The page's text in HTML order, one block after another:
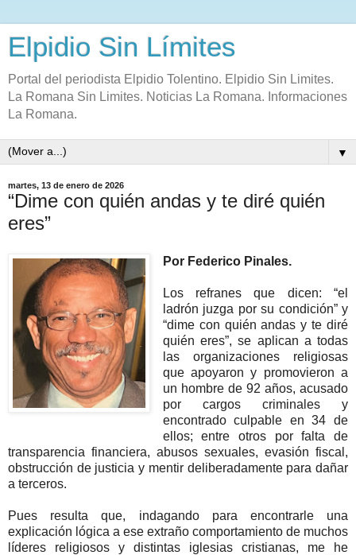
Elpidio Sin Límites
Portal del periodista Elpidio Tolentino. Elpidio Sin Limites.
La Romana Sin Limites. Noticias La Romana. Informaciones
La Romana.
▼
martes, 13 de enero de 2026
“Dime con quién andas y te diré quién
eres”
Por Federico Pinales.
Los refranes que dicen: “el
ladrón juzga por su condición” y
“dime con quién andas y te diré
quién eres”, se aplican a todas
las organizaciones religiosas
que apoyaron y promovieron a
un hombre de 92 años, acusado
por cargos criminales y
encontrado culpable en 34 de
ellos; entre otros por falta de
transparencia financiera, abusos sexuales, evasión fiscal,
obstrucción de justicia y mentir deliberadamente para dañar
a terceros.
Pues resulta que, indagando para encontrarle una
explicación lógica a ese extraño comportamiento de muchos
líderes religiosos y distintas iglesias cristianas, me he